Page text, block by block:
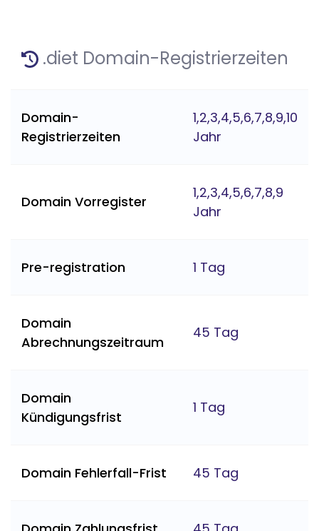
.diet Domain-Registrierzeiten
Domain-
Registrierzeiten
1,2,3,4,5,6,7,8,9,10
Jahr
Domain Vorregister
1,2,3,4,5,6,7,8,9
Jahr
Pre-registration 1 Tag
Domain
Abrechnungszeitraum
45 Tag
Domain
Kündigungsfrist
1 Tag
Domain Fehlerfall-Frist 45 Tag